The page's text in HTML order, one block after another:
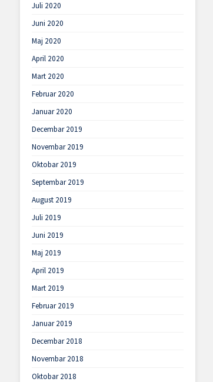
Juli 2020
Juni 2020
Maj 2020
April 2020
Mart 2020
Februar 2020
Januar 2020
Decembar 2019
Novembar 2019
Oktobar 2019
Septembar 2019
August 2019
Juli 2019
Juni 2019
Maj 2019
April 2019
Mart 2019
Februar 2019
Januar 2019
Decembar 2018
Novembar 2018
Oktobar 2018